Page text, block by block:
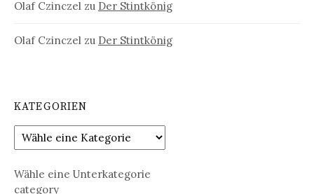
Olaf Czinczel zu Der Stintkönig
Olaf Czinczel zu Der Stintkönig
KATEGORIEN
Wähle eine Unterkategorie
category